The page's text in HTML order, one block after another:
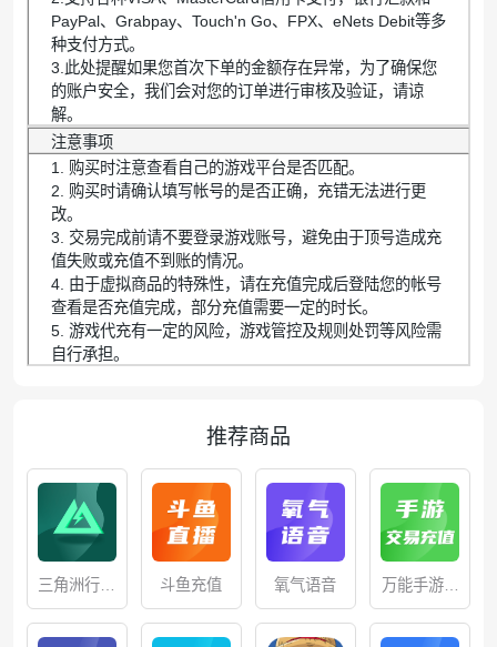
PayPal、Grabpay、Touch'n Go、FPX、eNets Debit等多
种支付方式。
3.此处提醒如果您首次下单的金额存在异常，为了确保您
的账户安全，我们会对您的订单进行审核及验证，请谅
解。
注意事项
1. 购买时注意查看自己的游戏平台是否匹配。
2. 购买时请确认填写帐号的是否正确，充错无法进行更
改。
3. 交易完成前请不要登录游戏账号，避免由于顶号造成充
值失败或充值不到账的情况。
4. 由于虚拟商品的特殊性，请在充值完成后登陆您的帐号
查看是否充值完成，部分充值需要一定的时长。
5. 游戏代充有一定的风险，游戏管控及规则处罚等风险需
自行承担。
推荐商品
三角洲行动
充值
斗鱼充值 氧气语音
万能手游交
易